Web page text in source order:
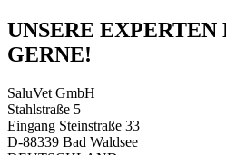
UNSERE EXPERTEN
GERNE!
SaluVet GmbH
Stahlstraße 5
Eingang Steinstraße 33
D-88339 Bad Waldsee